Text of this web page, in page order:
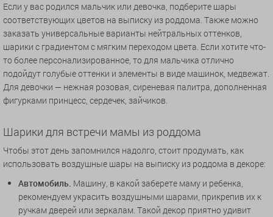
Если у вас родился мальчик или девочка, подберите шары
соответствующих цветов на выписку из роддома. Также можно
заказать универсальные варианты нейтральных оттенков,
шарики с градиентом с мягким переходом цвета. Если хотите что-
то более персонализированное, то для мальчика отлично
подойдут голубые оттенки и элементы в виде машинок, медвежат.
Для девочки — нежная розовая, сиреневая палитра, дополненная
фигурками принцесс, сердечек, зайчиков.
Шарики для встречи мамы из роддома
Чтобы этот день запомнился надолго, стоит продумать, как
использовать воздушные шары на выписку из роддома в декоре:
Автомобиль. Машину, в какой заберете маму и ребенка,
рекомендуем украсить воздушными шарами, прикрепив их к
ручкам дверей или зеркалам. Такой декор приятно удивит